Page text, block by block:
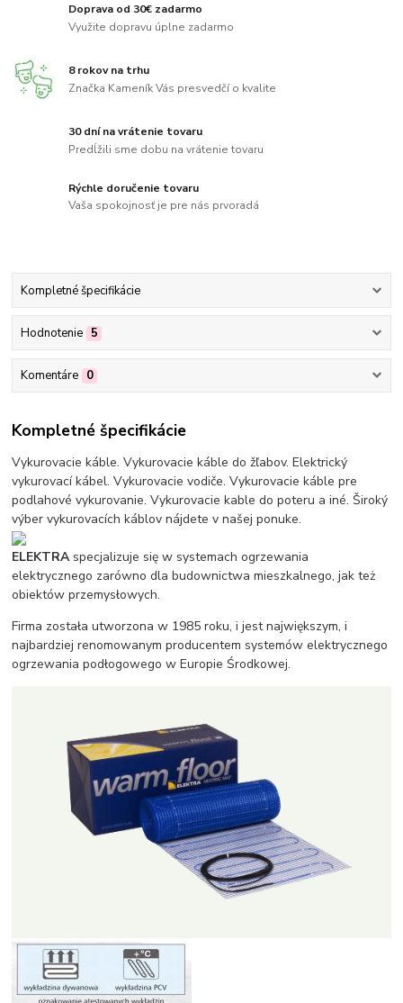
Doprava od 30€ zadarmo
Využite dopravu úplne zadarmo
8 rokov na trhu
Značka Kameník Vás presvedčí o kvalite
30 dní na vrátenie tovaru
Predĺžili sme dobu na vrátenie tovaru
Rýchle doručenie tovaru
Vaša spokojnosť je pre nás prvoradá
Kompletné špecifikácie
Hodnotenie 5
Komentáre 0
Kompletné špecifikácie
Vykurovacie káble. Vykurovacie káble do žľabov. Elektrický
vykurovací kábel. Vykurovacie vodiče. Vykurovacie káble pre
podlahové vykurovanie. Vykurovacie kable do poteru a iné. Široký
výber vykurovacích káblov nájdete v našej ponuke.
ELEKTRAspecjalizuje się w systemach ogrzewania
elektrycznego zarówno dla budownictwa mieszkalnego, jak też
obiektów przemysłowych.
Firma została utworzona w 1985 roku, i jest największym, i
najbardziej renomowanym producentem systemów elektrycznego
ogrzewania podłogowego w Europie Środkowej.